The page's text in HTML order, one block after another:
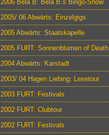
2006 Bela B: Bela B.s Bingo-Show
2005/ 06 Abwärts: Einzelgigs
2005 Abwärts: Staatskapelle
2005 FURT: Sonnenblumen of Death
2004 Abwärts: Karstadt
2003/ 04 Hagen Liebing: Lesetour
2003 FURT: Festivals
2002 FURT: Clubtour
2002 FURT: Festivals